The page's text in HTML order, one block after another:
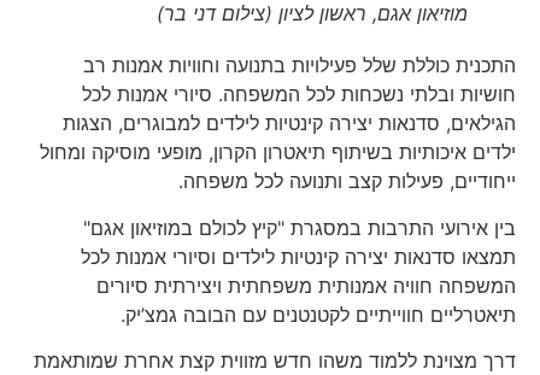
מוזיאון אגם, ראשון לציון (צילום דני בר)
התכנית כוללת שלל פעילויות בתנועה וחוויות אמנות רב
חושיות ובלתי נשכחות לכל המשפחה. סיורי אמנות לכל
הגילאים, סדנאות יצירה קינטיות לילדים למבוגרים, הצגות
ילדים איכותיות בשיתוף תיאטרון הקרון, מופעי מוסיקה ומחול
ייחודיים, פעילות קצב ותנועה לכל משפחה.
בין אירועי התרבות במסגרת "קיץ לכולם במוזיאון אגם"
תמצאו סדנאות יצירה קינטיות לילדים וסיורי אמנות לכל
המשפחה חוויה אמנותית משפחתית ויצירתית סיורים
תיאטרליים חווייתיים לקטנטנים עם הבובה גמצ’יק.
דרך מצוינת ללמוד משהו חדש מזווית קצת אחרת שמותאמת